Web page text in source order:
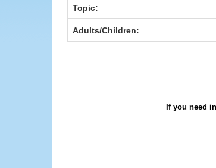
Topic:
Adults/Children:
If you need